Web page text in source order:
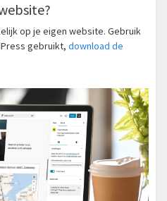
op je eigen website. Gebruik
gebruikt, download de